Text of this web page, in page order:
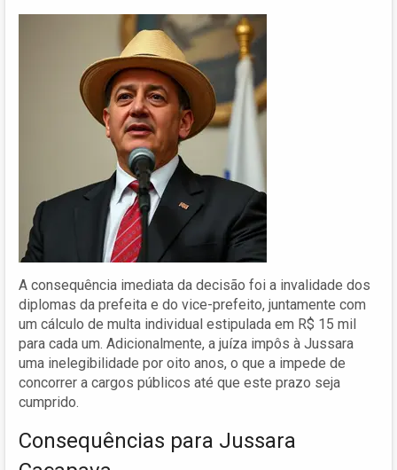
A consequência imediata da decisão foi a invalidade dos
diplomas da prefeita e do vice-prefeito, juntamente com
um cálculo de multa individual estipulada em R$ 15 mil
para cada um. Adicionalmente, a juíza impôs à Jussara
uma inelegibilidade por oito anos, o que a impede de
concorrer a cargos públicos até que este prazo seja
cumprido.
Consequências para Jussara